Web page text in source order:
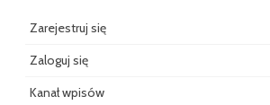
Zarejestruj się
Zaloguj się
Kanał wpisów